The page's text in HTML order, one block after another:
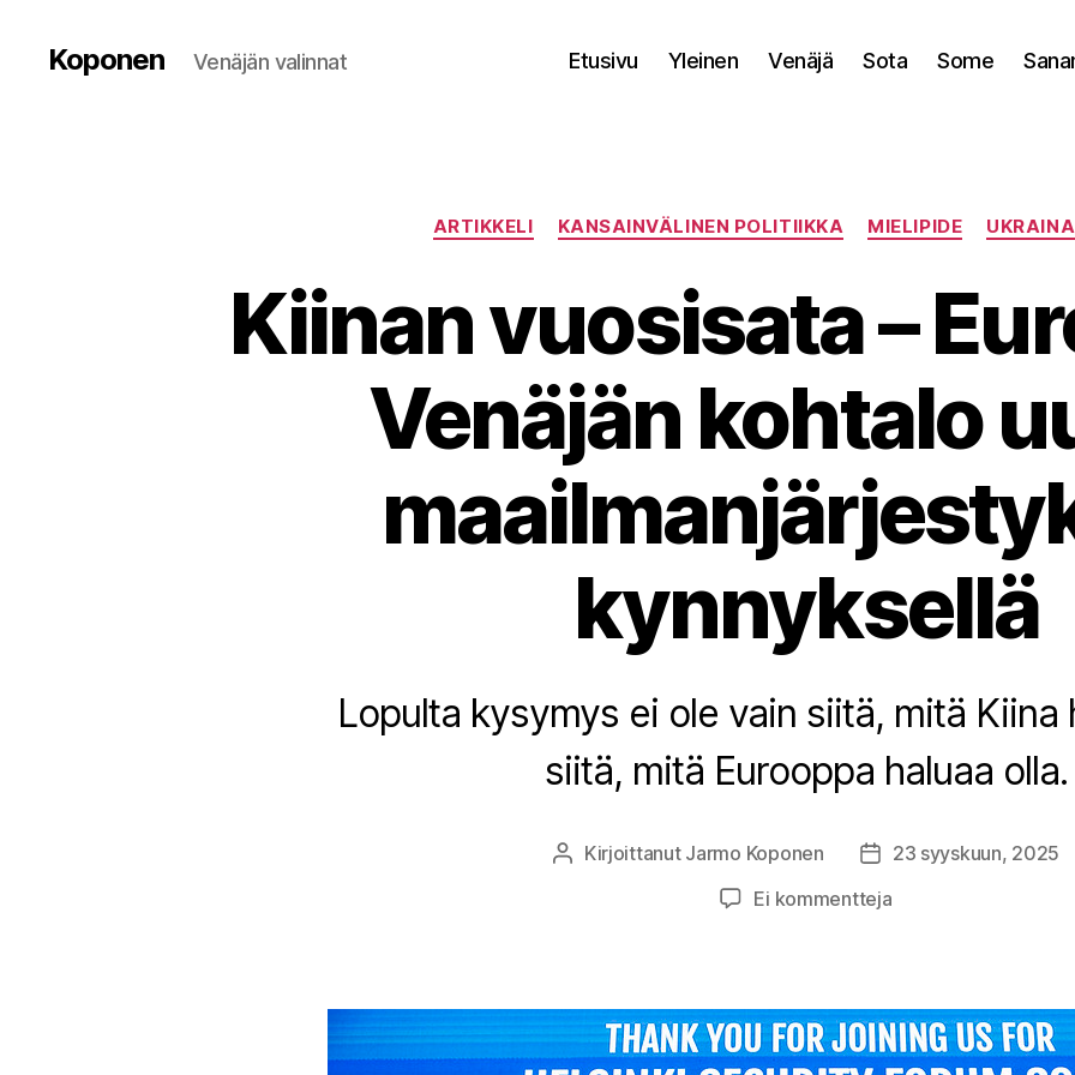
Koponen Venäjän valinnat Etusivu Yleinen Venäjä Sota Some
Kategoriat
ARTIKKELI KANSAINVÄLINEN POLITIIKKA MIELIPIDE UKRAINA
Kiinan vuosisata –
Venäjän kohtalo
kynnyksellä
Lopulta kysymys ei ole vain siitä, mitä Kiina
siitä, mitä Eurooppa haluaa olla.
Kirjoittaja
Kirjoittanut Jarmo Koponen Julkaisupäivämäärä
23 syyskuun, 2025
Ei kommenttejaartikkeliin
Euroopan
ja
Venäjän